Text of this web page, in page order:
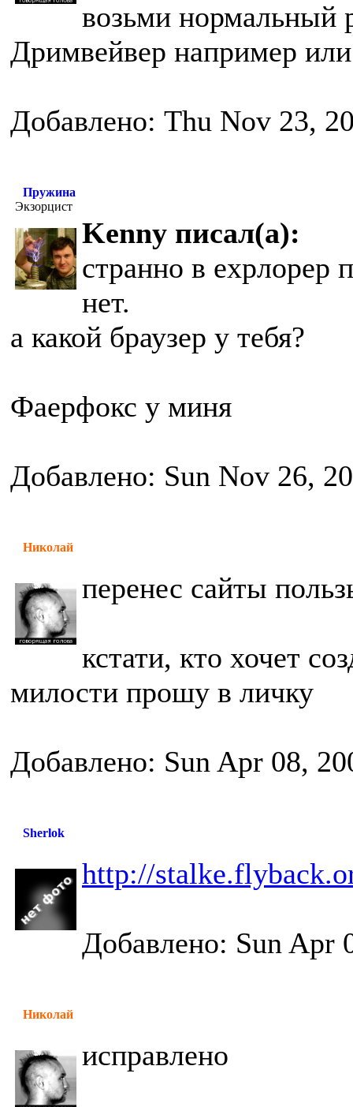
возьми нормальный
Дримвейвер например
Добавлено: Thu Nov 23,
Пружина
Экзорцист
Kenny писал(а):
странно в ехрлорер
нет.
а какой браузер у тебя?
Фаерфокс у миня
Добавлено: Sun Nov 26,
Николай
перенес сайты
кстати, кто хочет
милости прошу в личку
Добавлено: Sun Apr 08,
Sherlok
http://
Добавлено: Sun Apr
Николай
исправлено